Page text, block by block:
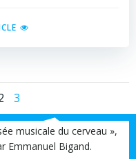
Page
3
musicale du cerveau »,
Emmanuel Bigand.